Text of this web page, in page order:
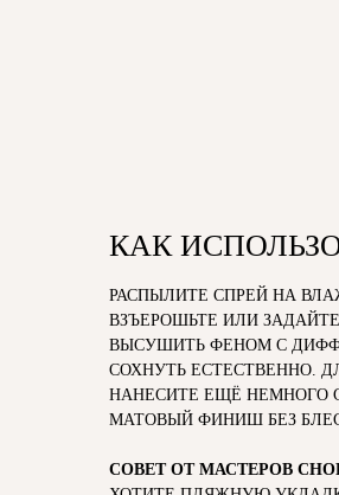
КАК
РАСПЫЛИТЕ СПРЕЙ НА
ВЗЪЕРОШЬТЕ ИЛИ
ВЫСУШИТЬ ФЕНОМ С
СОХНУТЬ ЕСТЕСТВЕННО.
НАНЕСИТЕ ЕЩЁ НЕМНОГО
МАТОВЫЙ ФИНИШ БЕЗ
СОВЕТ ОТ МАСТЕРОВ